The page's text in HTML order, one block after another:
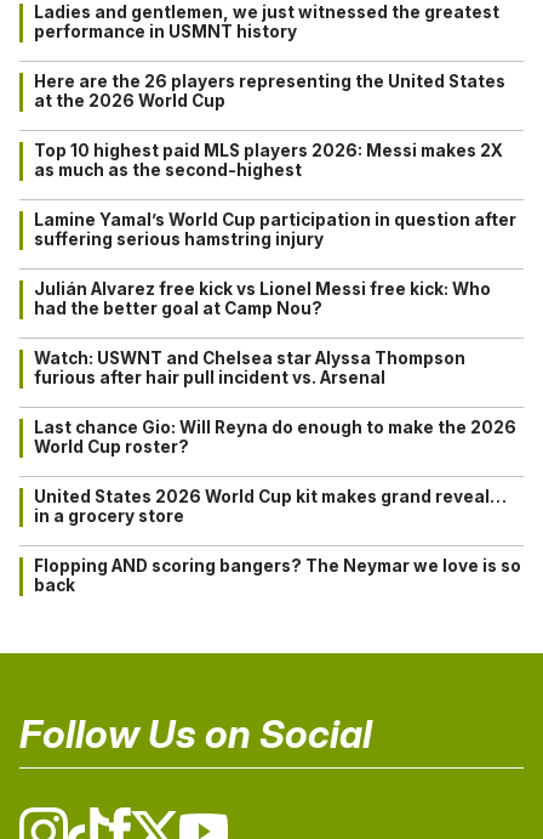
Ladies and gentlemen, we just witnessed the greatest
performance in USMNT history
Here are the 26 players representing the United States
at the 2026 World Cup
Top 10 highest paid MLS players 2026: Messi makes 2X
as much as the second-highest
Lamine Yamal’s World Cup participation in question after
suffering serious hamstring injury
Julián Alvarez free kick vs Lionel Messi free kick: Who
had the better goal at Camp Nou?
Watch: USWNT and Chelsea star Alyssa Thompson
furious after hair pull incident vs. Arsenal
Last chance Gio: Will Reyna do enough to make the 2026
World Cup roster?
United States 2026 World Cup kit makes grand reveal…
in a grocery store
Flopping AND scoring bangers? The Neymar we love is so
back
Follow Us on Social